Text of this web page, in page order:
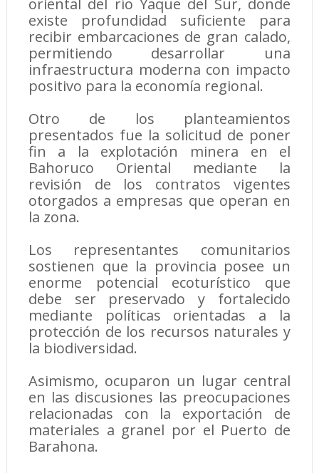
oriental del río Yaque del Sur, donde
existe profundidad suficiente para
recibir embarcaciones de gran calado,
permitiendo desarrollar una
infraestructura moderna con impacto
positivo para la economía regional.
Otro de los planteamientos
presentados fue la solicitud de poner
fin a la explotación minera en el
Bahoruco Oriental mediante la
revisión de los contratos vigentes
otorgados a empresas que operan en
la zona.
Los representantes comunitarios
sostienen que la provincia posee un
enorme potencial ecoturístico que
debe ser preservado y fortalecido
mediante políticas orientadas a la
protección de los recursos naturales y
la biodiversidad.
Asimismo, ocuparon un lugar central
en las discusiones las preocupaciones
relacionadas con la exportación de
materiales a granel por el Puerto de
Barahona.